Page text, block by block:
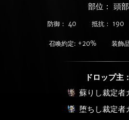
部位： 頭部
防御： 40 抵抗： 190
召喚約定: +20% 装飾
ドロップ主：
蘇りし裁定者
堕ちし裁定者